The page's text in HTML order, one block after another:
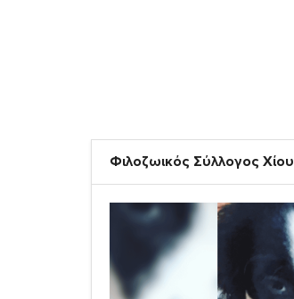
Φιλοζωικός Σύλλογος Χίου